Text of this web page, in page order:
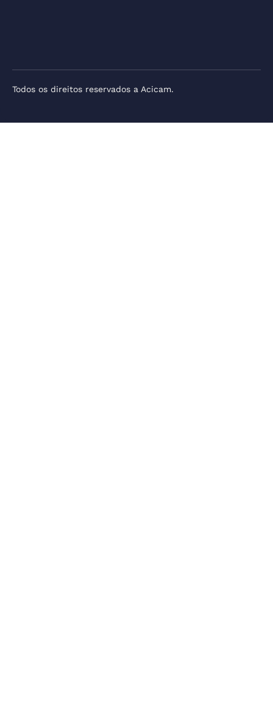
Todos os direitos reservados a Acicam.